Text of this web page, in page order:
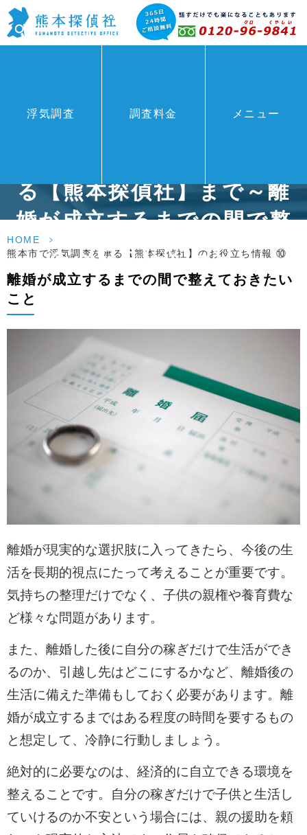
浮気調査 調査料金 メニュー
熊本で探偵をお探しなら有
る【熊本探偵社】まで～離
婚が成立するまでの間で整
えておきたいこと～
HOME
>
熊本市で浮気調査を承る【熊本探偵社】のお役立ち情報 ⑩
離婚が成立するまでの間で整えておきたい
こと
離婚が現実的な選択肢に入ってきたら、今後の生
活を長期的視点にたって考えることが重要です。
気持ちの整理だけでなく、子供の親権や養育費な
ど様々な問題があります。
また、離婚した後に自分の稼ぎだけで生活ができ
るのか、引越し先はどこにするかなど、離婚後の
生活に備えた準備もしておく必要があります。離
婚が成立するまではある程度の時間を要するもの
と想定して、冷静に行動しましょう。
絶対的に必要なのは、経済的に自立できる環境を
整えることです。自分の稼ぎだけで子供と生活し
ていけるのか不安という場合には、親の援助を頼